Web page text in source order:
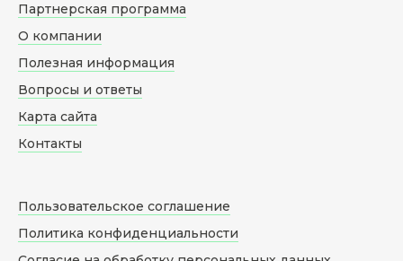
Партнерская программа
О компании
Полезная информация
Вопросы и ответы
Карта сайта
Контакты
Пользовательское соглашение
Политика конфиденциальности